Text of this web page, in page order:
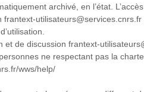
archivé, en l’état.
et de discussion frantext-
ne respectant pas la
wws/help/